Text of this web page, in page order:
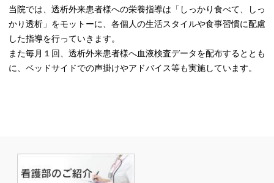
当院では、透析外来患者様への栄養指導は「しっかり食べて、しっ
かり透析」をモットーに、各個人の生活スタイルや食事習慣に配慮
した指導を行っていきます。
また毎月１回、透析外来患者様へ血液検査データを配布するととも
に、ベッドサイドでの声掛けやアドバイス等も実施しています。